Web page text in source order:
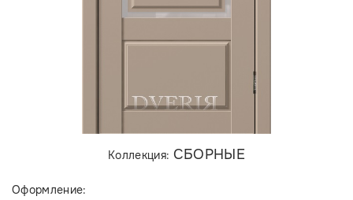
Коллекция: СБОРНЫЕ
Оформление: